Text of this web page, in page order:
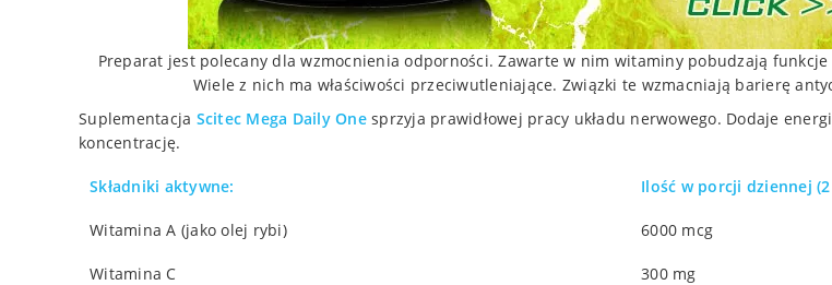
Preparat jest polecany dla wzmocnienia odporności. Zawarte w nim witaminy pobudzają
Wiele z nich ma właściwości przeciwutleniające. Związki te wzmacniają barierę
Suplementacja Scitec Mega Daily One sprzyja prawidłowej pracy układu nerwowego. Dodaje
koncentrację.
Składniki aktywne: Ilość w porcji dziennej
Witamina A (jako olej rybi) 6000 mcg
Witamina C 300 mg